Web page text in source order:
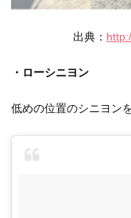
出典：
・ローシニヨン
低めの位置のシニヨン